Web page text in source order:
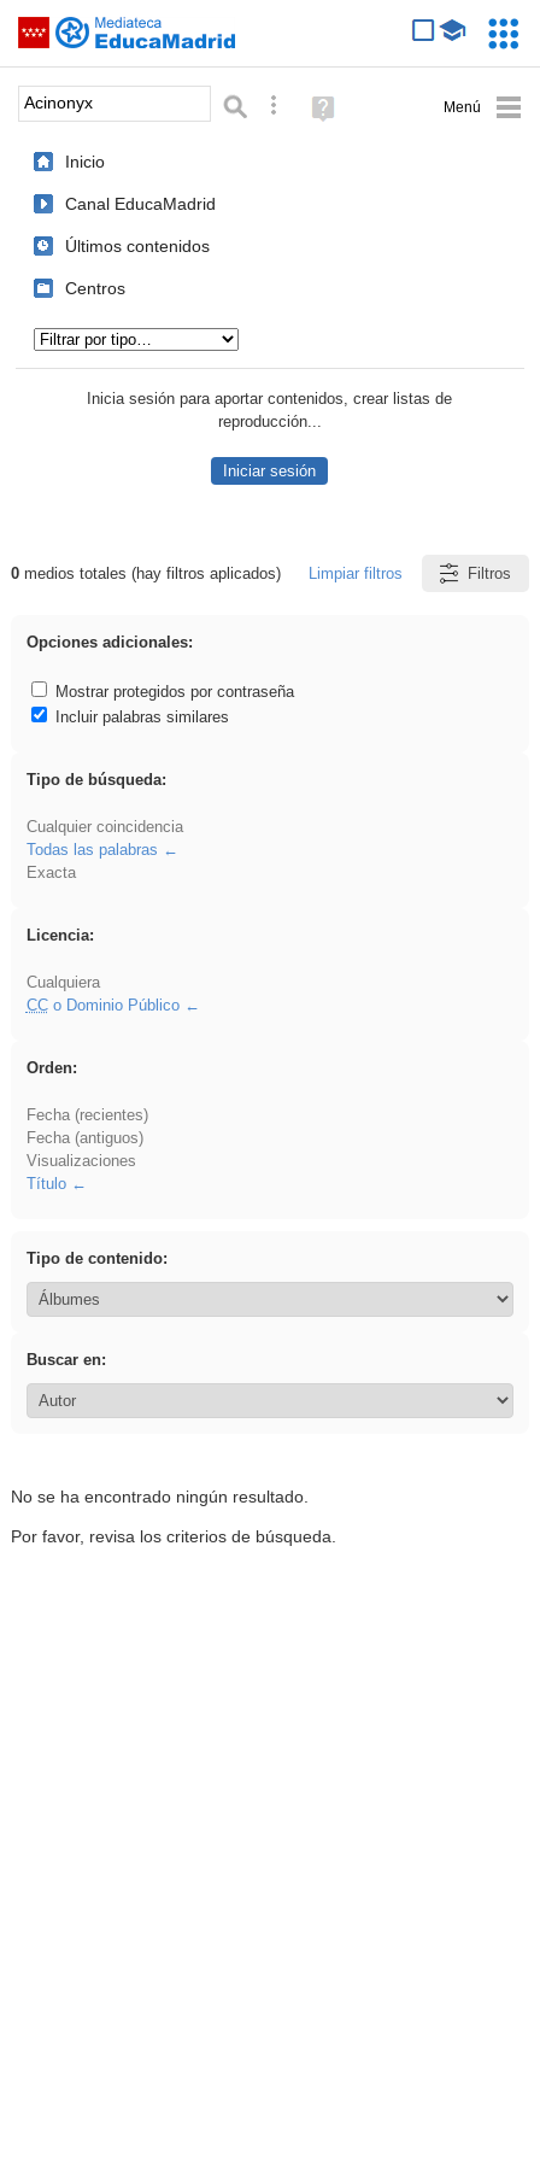
Saltar navegación
Palabra o frase: Búsqueda avanzada
Ayuda
(en
Inicio
Canal EducaMadrid
Últimos contenidos
Centros
Inicia sesión para aportar contenidos, crear listas de
reproducción...
Iniciar sesión
Resultados de: Acinonyx
0medios totales (hay filtros aplicados) Limpiar filtros Filtros
Opciones adicionales:
Mostrar protegidos por contraseña
Incluir palabras similares
Tipo de búsqueda:
Cualquier coincidencia
Todas las palabras
Exacta
Licencia:
Cualquiera
CCo Dominio Público
Orden:
Fecha (recientes)
Fecha (antiguos)
Visualizaciones
Título
Tipo de contenido:
Buscar en:
No se ha encontrado ningún resultado.
Por favor, revisa los criterios de búsqueda.